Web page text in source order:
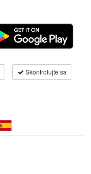
Skontrolujte sa